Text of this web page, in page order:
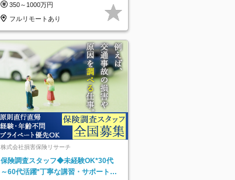
実で安心
350～1000万円
フルリモートあり
株式会社損害保険リサーチ
保険調査スタッフ◆未経験OK*30代
～60代活躍*丁寧な講習・サポートあ